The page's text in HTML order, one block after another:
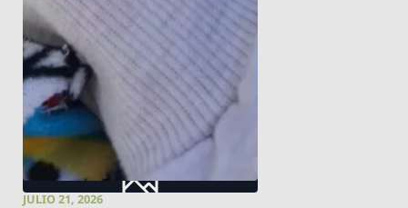
JULIO 21, 2026